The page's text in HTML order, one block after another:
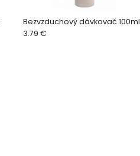
Bezvzduchový dávkovač 100ml
3.79 €